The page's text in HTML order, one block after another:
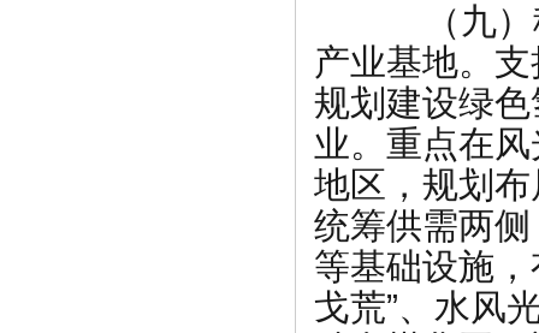
（九）稳
产业基地。
规划建设绿
业。重点在
地区，规划
统筹供需两
等基础设施
戈荒”、水风